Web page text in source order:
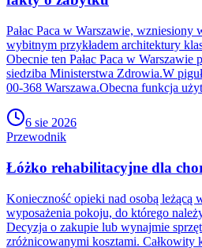
Pałac Paca w Warszawie, wzniesiony
wybitnym przykładem architektury
Obecnie ten Pałac Paca w
siedziba Ministerstwa Zdrowia.W
00-368 Warszawa.Obecna funkcja
6 sie 2026
Przewodnik
Łóżko rehabilitacyjne dla
Konieczność opieki nad osobą leżącą
wyposażenia pokoju, do którego
Decyzja o zakupie lub wynajmie
zróżnicowanymi kosztami. Całkowity